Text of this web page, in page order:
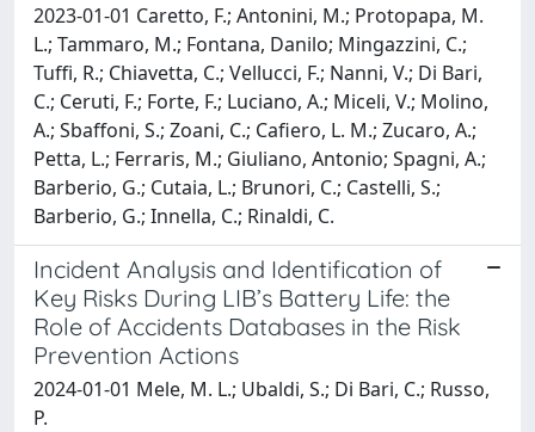
2023-01-01 Caretto, F.; Antonini, M.; Protopapa, M.
L.; Tammaro, M.; Fontana, Danilo; Mingazzini, C.;
Tuffi, R.; Chiavetta, C.; Vellucci, F.; Nanni, V.; Di Bari,
C.; Ceruti, F.; Forte, F.; Luciano, A.; Miceli, V.; Molino,
A.; Sbaffoni, S.; Zoani, C.; Cafiero, L. M.; Zucaro, A.;
Petta, L.; Ferraris, M.; Giuliano, Antonio; Spagni, A.;
Barberio, G.; Cutaia, L.; Brunori, C.; Castelli, S.;
Barberio, G.; Innella, C.; Rinaldi, C.
Incident Analysis and Identification of
Key Risks During LIB’s Battery Life: the
Role of Accidents Databases in the Risk
Prevention Actions
2024-01-01 Mele, M. L.; Ubaldi, S.; Di Bari, C.; Russo,
P.